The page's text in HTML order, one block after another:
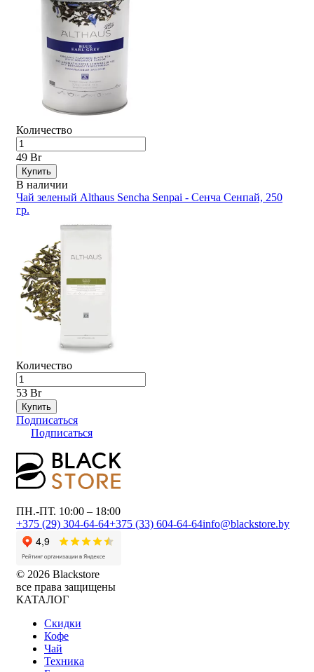
Количество
49 Br
Купить
В наличии
Чай зеленый Althaus Sencha Senpai - Сенча Сенпай, 250
гр.
Количество
53 Br
Купить
Подписаться
Подписаться
ПН.-ПТ. 10:00 – 18:00
+375 (29) 304-64-64+375 (33) 604-64-64info@blackstore.by
© 2026 Blackstore
все права защищены
КАТАЛОГ
Скидки
Кофе
Чай
Техника